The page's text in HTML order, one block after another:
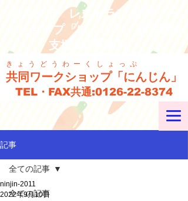
岩見沢市 レストラン 共同ワー
クショップ「にんじん」就労継続
支援B型事業所
きょうどうわーくしょっぷ
共同ワークショップ「にんじん」
TEL・FAX共通:0126-22-8374
記事
全ての記事
全ての記事
ninjin-2011
2022年9月10日